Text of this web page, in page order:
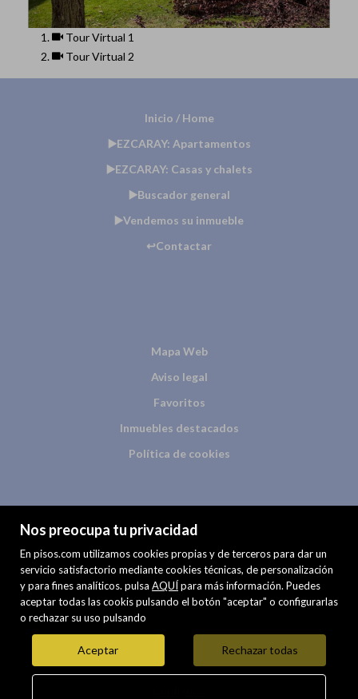
Nos preocupa tu privacidad
En pisos.com utilizamos cookies propias y de terceros para dar un
servicio satisfactorio mediante cookies técnicas, de personalización
y para fines analíticos. pulsa AQUÍ para más información. Puedes
aceptar todas las cookis pulsando el botón "aceptar" o configurarlas
o rechazar su uso pulsando
Aceptar Rechazar todas
Tour Virtual 1
Tour Virtual 2
Inicio / Home
▶️EZCARAY: Apartamentos
▶️EZCARAY: Casas y chalets
▶️Buscador general
▶️Vendemos su inmueble
↩️Contactar
Mapa Web
Aviso legal
Favoritos
Inmuebles destacados
Política de cookies
PREMIUM
VENTA ALQUILER